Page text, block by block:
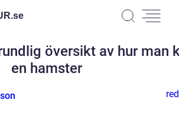
se
översikt av hur man
en hamster